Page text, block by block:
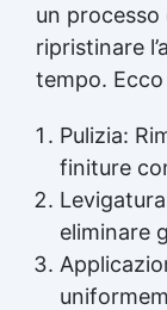
un
ripristinare
tempo.
Pulizia:
finiture
eliminare